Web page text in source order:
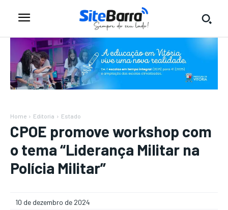
Home Editoria Estado
CPOE promove workshop com
o tema “Liderança Militar na
Polícia Militar”
10 de dezembro de 2024